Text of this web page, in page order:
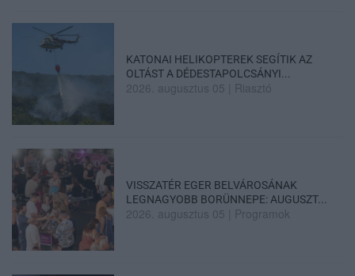
KATONAI HELIKOPTEREK SEGÍTIK AZ
OLTÁST A DÉDESTAPOLCSÁNYI...
2026. augusztus 05 Riasztó
VISSZATÉR EGER BELVÁROSÁNAK
LEGNAGYOBB BORÜNNEPE: AUGUSZT...
2026. augusztus 05 Programok